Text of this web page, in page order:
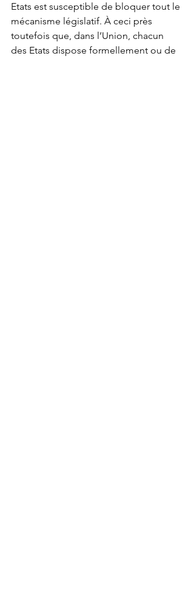
Etats est susceptible de bloquer tout le
mécanisme législatif. À ceci près
toutefois que, dans l’Union, chacun
des Etats dispose formellement ou de